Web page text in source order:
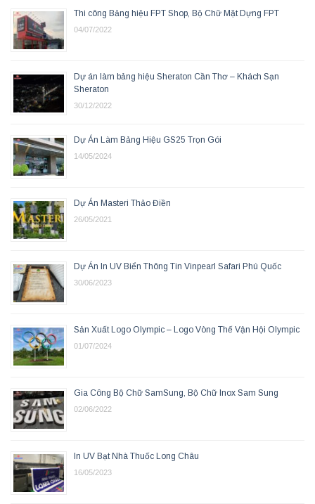
Thi công Bảng hiệu FPT Shop, Bộ Chữ Mặt Dựng FPT
04/07/2022
Dự án làm bảng hiệu Sheraton Cần Thơ – Khách Sạn
Sheraton
30/12/2022
Dự Án Làm Bảng Hiệu GS25 Trọn Gói
14/05/2024
Dự Án Masteri Thảo Điền
26/05/2021
Dự Án In UV Biển Thông Tin Vinpearl Safari Phú Quốc
30/06/2023
Sản Xuất Logo Olympic – Logo Vòng Thế Vận Hội Olympic
01/07/2024
Gia Công Bộ Chữ SamSung, Bộ Chữ Inox Sam Sung
02/06/2022
In UV Bạt Nhà Thuốc Long Châu
16/05/2023